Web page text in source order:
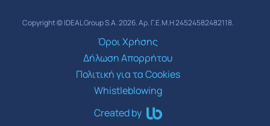
Copyright © IDEAL Group S.A. 2026. Αρ. Γ.Ε.Μ.Η 24524582482118.
Όροι Χρήσης
Δήλωση Απορρήτου
Πολιτική για τα Cookies
Whistleblowing
Created by